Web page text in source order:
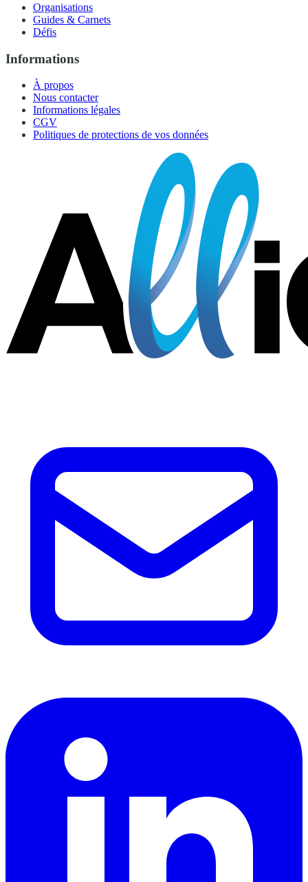
Organisations
Guides & Carnets
Défis
Informations
À propos
Nous contacter
Informations légales
CGV
Politiques de protections de vos données